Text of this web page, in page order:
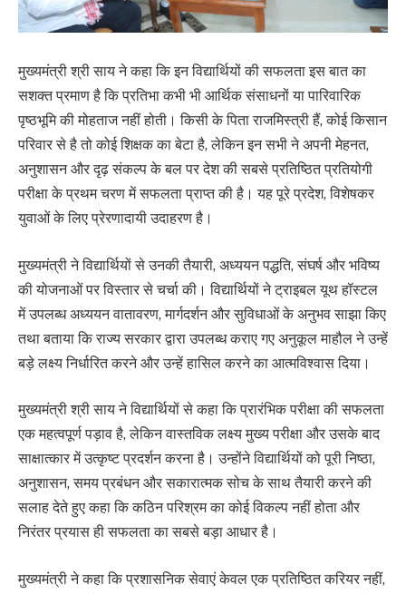
मुख्यमंत्री श्री साय ने कहा कि इन विद्यार्थियों की सफलता इस बात का
सशक्त प्रमाण है कि प्रतिभा कभी भी आर्थिक संसाधनों या पारिवारिक
पृष्ठभूमि की मोहताज नहीं होती। किसी के पिता राजमिस्त्री हैं, कोई किसान
परिवार से है तो कोई शिक्षक का बेटा है, लेकिन इन सभी ने अपनी मेहनत,
अनुशासन और दृढ़ संकल्प के बल पर देश की सबसे प्रतिष्ठित प्रतियोगी
परीक्षा के प्रथम चरण में सफलता प्राप्त की है। यह पूरे प्रदेश, विशेषकर
युवाओं के लिए प्रेरणादायी उदाहरण है।
मुख्यमंत्री ने विद्यार्थियों से उनकी तैयारी, अध्ययन पद्धति, संघर्ष और भविष्य
की योजनाओं पर विस्तार से चर्चा की। विद्यार्थियों ने ट्राइबल यूथ हॉस्टल
में उपलब्ध अध्ययन वातावरण, मार्गदर्शन और सुविधाओं के अनुभव साझा किए
तथा बताया कि राज्य सरकार द्वारा उपलब्ध कराए गए अनुकूल माहौल ने उन्हें
बड़े लक्ष्य निर्धारित करने और उन्हें हासिल करने का आत्मविश्वास दिया।
मुख्यमंत्री श्री साय ने विद्यार्थियों से कहा कि प्रारंभिक परीक्षा की सफलता
एक महत्वपूर्ण पड़ाव है, लेकिन वास्तविक लक्ष्य मुख्य परीक्षा और उसके बाद
साक्षात्कार में उत्कृष्ट प्रदर्शन करना है। उन्होंने विद्यार्थियों को पूरी निष्ठा,
अनुशासन, समय प्रबंधन और सकारात्मक सोच के साथ तैयारी करने की
सलाह देते हुए कहा कि कठिन परिश्रम का कोई विकल्प नहीं होता और
निरंतर प्रयास ही सफलता का सबसे बड़ा आधार है।
मुख्यमंत्री ने कहा कि प्रशासनिक सेवाएं केवल एक प्रतिष्ठित करियर नहीं,